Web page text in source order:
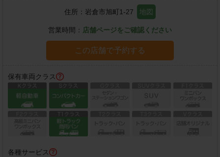
住所： 岩倉市旭町1-27 地図
営業時間： 店舗ページをご確認ください
この店舗で予約する
保有車両クラス
各種サービス